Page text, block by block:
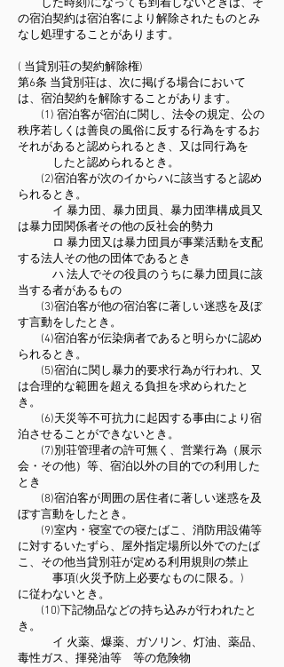
した時刻)になっても到着しないときは、そ
の宿泊契約は宿泊客により解除されたものとみ
なし処理することがあります。
( 当貸別荘の契約解除権)
第6条 当貸別荘は、次に掲げる場合において
は、宿泊契約を解除することがあります。
(1) 宿泊客が宿泊に関し、法令の規定、公の
秩序若しくは善良の風俗に反する行為をするお
それがあると認められるとき、又は同行為を
したと認められるとき。
(2)宿泊客が次のイからハに該当すると認め
られるとき。
イ 暴力団、暴力団員、暴力団準構成員又
は暴力団関係者その他の反社会的勢力
ロ 暴力団又は暴力団員が事業活動を支配
する法人その他の団体であるとき
ハ 法人でその役員のうちに暴力団員に該
当する者があるもの
(3)宿泊客が他の宿泊客に著しい迷惑を及ぼ
す言動をしたとき。
(4)宿泊客が伝染病者であると明らかに認め
られるとき。
(5)宿泊に関し暴力的要求行為が行われ、又
は合理的な範囲を超える負担を求められたと
き。
(6)天災等不可抗力に起因する事由により宿
泊させることができないとき。
(7)別荘管理者の許可無く、営業行為（展示
会・その他）等、宿泊以外の目的での利用した
とき
(8)宿泊客が周囲の居住者に著しい迷惑を及
ぼす言動をしたとき。
(9)室内・寝室での寝たばこ、消防用設備等
に対するいたずら、屋外指定場所以外でのたば
こ、その他当貸別荘が定める利用規則の禁止
事項(火災予防上必要なものに限る。)
に従わないとき。
(10)下記物品などの持ち込みが行われたと
き。
イ 火薬、爆薬、ガソリン、灯油、薬品、
毒性ガス、揮発油等 等の危険物